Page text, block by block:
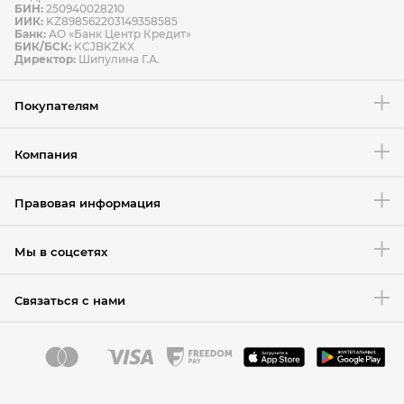
Условия возврата товара
БИН: 250940028210
ИИК: KZ898562203149358585
Банк: АО «Банк Центр Кредит»
БИК/БСК: KCJBKZKX
Директор: Шипулина Г.А.
Покупателям
Компания
Правовая информация
Мы в соцсетях
Связаться с нами